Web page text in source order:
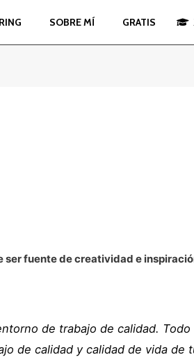
SOBRE MÍ GRATIS
ser fuente de creatividad e
de trabajo de calidad. Todo
de calidad y calidad de vida de